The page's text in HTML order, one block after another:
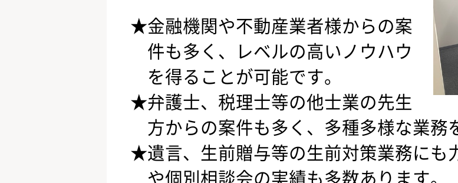
金融機関や不動産業者様からの案
件も多く、レベルの高いノウハウ
を得ることが可能です。
弁護士、税理士等の他士業の先生
方からの案件も多く、多種多様な業務
遺言、生前贈与等の生前対策業務にも
や個別相談会の実績も多数あります。